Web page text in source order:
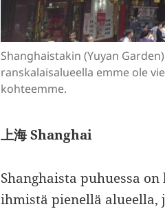
Shanghaistakin (Yuyan
ranskalaisalueella emme ole
kohteemme.
上海 Shanghai
Shanghaista puhuessa
ihmistä pienellä alueella,